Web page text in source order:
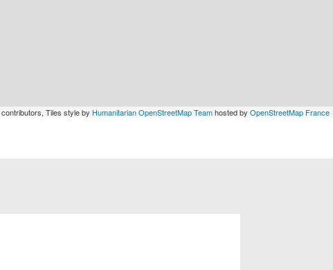
contributors, Tiles style by Humanitarian OpenStreetMap Teamhosted by OpenStreetMap France